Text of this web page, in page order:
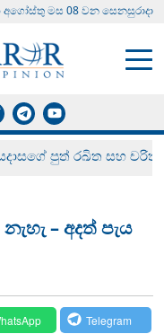
අගෝස්‍තු මස 08 වන සෙනසුරාදා
පුත් රඛිත සහ චරිත්
– අදත් පැය
Telegram